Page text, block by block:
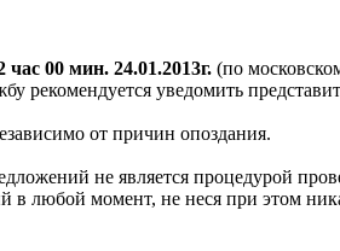
час 00 мин. 24.01.2013г. (по
рекомендуется уведомить
от причин опоздания.
не является процедурой
в любой момент, не неся при этом